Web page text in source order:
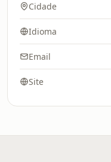
Cidade
Idioma
Email
Site